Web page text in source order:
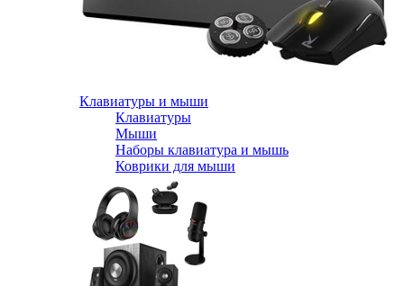
Клавиатуры и мыши
Клавиатуры
Мыши
Наборы клавиатура и мышь
Коврики для мыши